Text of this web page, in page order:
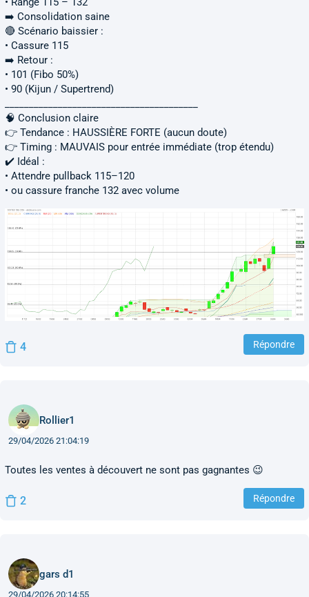
➡️ Consolidation saine
🔴 Scénario baissier :
• Cassure 115
➡️ Retour :
• 101 (Fibo 50%)
• 90 (Kijun / Supertrend)
🧠 Conclusion claire
👉 Tendance : HAUSSIÈRE FORTE (aucun doute)
👉 Timing : MAUVAIS pour entrée immédiate (trop étendu)
✔️ Idéal :
• Attendre pullback 115–120
• ou cassure franche 132 avec volume
4 Répondre
Rollier1
29/04/2026 21:04:19
Toutes les ventes à découvert ne sont pas gagnantes 😉
2 Répondre
gars d1
29/04/2026 20:14:55